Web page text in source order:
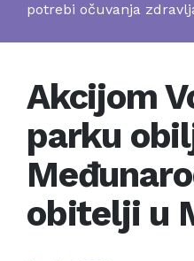
potrebi očuvanja
Akcijom
parku
obitelji u